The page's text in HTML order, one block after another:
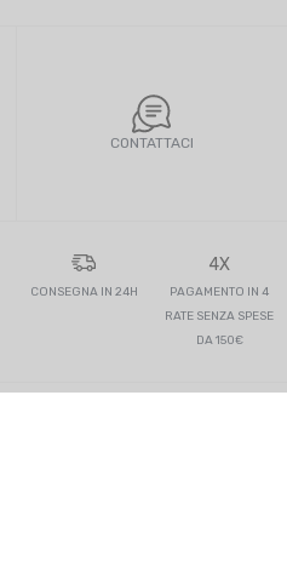
CONTATTACI
CONSEGNA IN 24H
4X
PAGAMENTO IN 4
RATE SENZA SPESE
DA 150€